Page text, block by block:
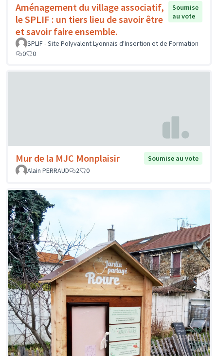
Aménagement du village associatif,
le SPLIF : un tiers lieu de savoir être
et savoir faire ensemble.
Soumise
au vote
SPLIF - Site Polyvalent Lyonnais d'Insertion et de Formation
0
0
Mur de la MJC Monplaisir
Soumise au vote
Alain PERRAUD
2 0